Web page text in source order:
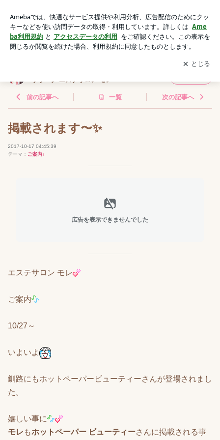
マッサージ エステサロン モレ
アプリをダウンロードして ブログの更新通知
を受け取りまし
ょう。
開く
ッサージ エステサロン モレ
前の記事へ 一覧 次の記事へ
掲載されます〜✨
2017-10-17 04:45:39
テーマ： ご案内♪
広告を表示できませんでした
エステサロン モレ
ご案内
10/27～
いよいよ
釧路にもホットペーパービューティーさんが登場されまし
た。
嬉しい事に
モレ もホットペーパー ビューティーさんに掲載される事